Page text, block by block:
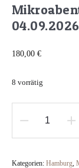
04.09.2026
180,00 €
8 vorrätig
Off
Kategorien: Hamburg